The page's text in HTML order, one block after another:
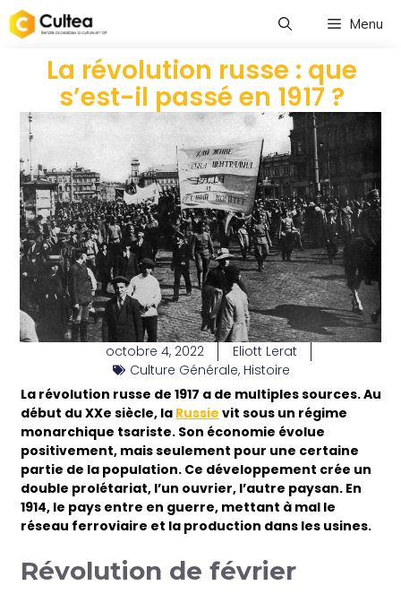
Menu
La révolution russe : que
s’est-il passé en 1917 ?
octobre 4, 2022
Eliott Lerat
Culture Générale, Histoire
La révolution russe de 1917 a de multiples sources. Au
début du XXe siècle, la Russie vit sous un régime
monarchique tsariste. Son économie évolue
positivement, mais seulement pour une certaine
partie de la population. Ce développement crée un
double prolétariat, l’un ouvrier, l’autre paysan. En
1914, le pays entre en guerre, mettant à mal le
réseau ferroviaire et la production dans les usines.
Révolution de février